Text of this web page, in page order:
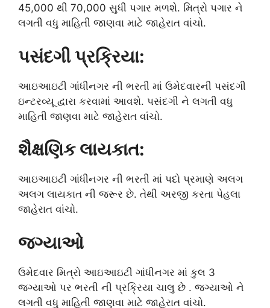
45,000 થી 70,000 સુધી પગાર મળશે. મિત્રો પગાર ને
લગતી વધુ માહિતી જાણવા માટે જાહેરાત વાંચો.
પસંદગી પ્રક્રિયા:
આઇઆઇટી ગાંધીનગર ની ભરતી માં ઉમેદવારની પસંદગી
ઇન્ટરવ્યૂ દ્વારા કરવામાં આવશે. પસંદગી ને લગતી વધુ
માહિતી જાણવા માટે જાહેરાત વાંચો.
શૈક્ષણિક લાયકાત:
આઇઆઇટી ગાંધીનગર ની ભરતી માં પદો પ્રમાણે અલગ
અલગ લાયકાત ની જરૂર છે. તેથી અરજી કરતા પેહલા
જાહેરાત વાંચો.
જગ્યાઓ
ઉમેદવાર મિત્રો આઇઆઇટી ગાંધીનગર માં કુલ 3
જગ્યાઓ પર ભરતી ની પ્રક્રિયા ચાલુ છે . જગ્યાઓ ને
લગતી વધુ માહિતી જાણવા માટે જાહેરાત વાંચો.